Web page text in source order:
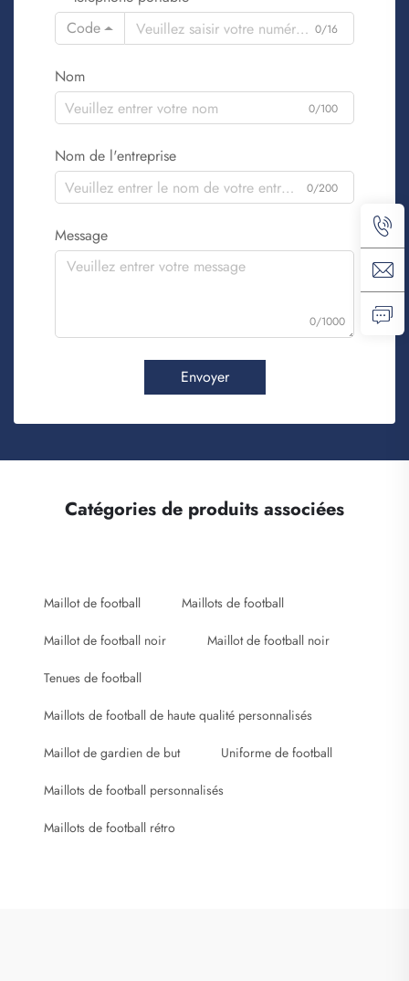
Code
0/16
Nom
0/100
Nom de l'entreprise
0/200
Message
0/1000
Envoyer
Catégories de produits associées
Maillot de football Maillots de football
Maillot de football noir Maillot de football noir
Tenues de football
Maillots de football de haute qualité personnalisés
Maillot de gardien de but Uniforme de football
Maillots de football personnalisés
Maillots de football rétro